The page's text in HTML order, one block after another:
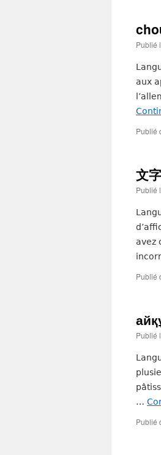
Publié
aux
Publié
文
Publié
avez
Publié
Publié
…
Publié